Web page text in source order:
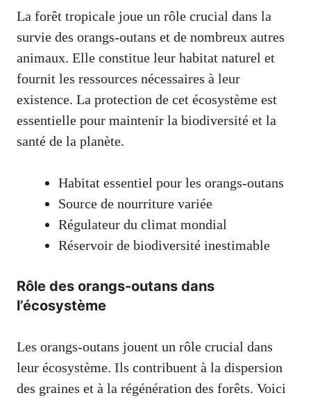
La forêt tropicale joue un rôle crucial dans la
survie des orangs-outans et de nombreux autres
animaux. Elle constitue leur habitat naturel et
fournit les ressources nécessaires à leur
existence. La protection de cet écosystème est
essentielle pour maintenir la biodiversité et la
santé de la planète.
Habitat essentiel pour les orangs-outans
Source de nourriture variée
Régulateur du climat mondial
Réservoir de biodiversité inestimable
Rôle des orangs-outans dans
l’écosystème
Les orangs-outans jouent un rôle crucial dans
leur écosystème. Ils contribuent à la dispersion
des graines et à la régénération des forêts. Voici